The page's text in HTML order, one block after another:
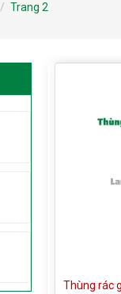
/ Trang 2
Thùng rác